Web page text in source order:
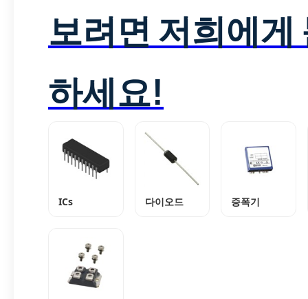
보려면 저희에게
하세요!
ICs 다이오드 증폭기